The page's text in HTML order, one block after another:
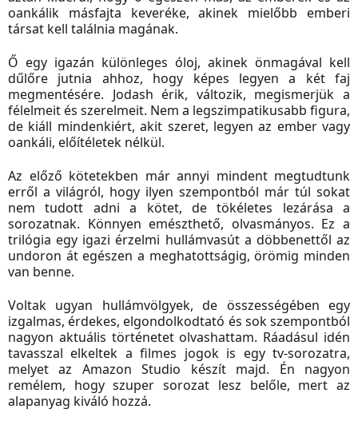
oankálik másfajta keveréke, akinek mielőbb emberi
társat kell találnia magának.
Ő egy igazán különleges óloj, akinek önmagával kell
dűlőre jutnia ahhoz, hogy képes legyen a két faj
megmentésére. Jodash érik, változik, megismerjük a
félelmeit és szerelmeit. Nem a legszimpatikusabb figura,
de kiáll mindenkiért, akit szeret, legyen az ember vagy
oankáli, előítéletek nélkül.
Az előző kötetekben már annyi mindent megtudtunk
erről a világról, hogy ilyen szempontból már túl sokat
nem tudott adni a kötet, de tökéletes lezárása a
sorozatnak. Könnyen emészthető, olvasmányos. Ez a
trilógia egy igazi érzelmi hullámvasút a döbbenettől az
undoron át egészen a meghatottságig, örömig minden
van benne.
Voltak ugyan hullámvölgyek, de összességében egy
izgalmas, érdekes, elgondolkodtató és sok szempontból
nagyon aktuális történetet olvashattam. Ráadásul idén
tavasszal elkeltek a filmes jogok is egy tv-sorozatra,
melyet az Amazon Studio készít majd. Én nagyon
remélem, hogy szuper sorozat lesz belőle, mert az
alapanyag kiváló hozzá.